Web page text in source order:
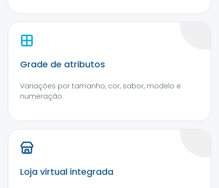
Grade de atributos
Variações por tamanho, cor, sabor, modelo e
numeração.
Loja virtual integrada